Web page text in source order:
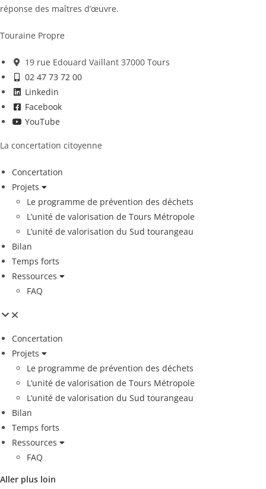
réponse des maîtres d’œuvre.
Touraine Propre
19 rue Edouard Vaillant 37000 Tours
02 47 73 72 00
Linkedin
Facebook
YouTube
La concertation citoyenne
Concertation
Projets
Le programme de prévention des déchets
L’unité de valorisation de Tours Métropole
L’unité de valorisation du Sud tourangeau
Bilan
Temps forts
Ressources
FAQ
Concertation
Projets
Le programme de prévention des déchets
L’unité de valorisation de Tours Métropole
L’unité de valorisation du Sud tourangeau
Bilan
Temps forts
Ressources
FAQ
Aller plus loin